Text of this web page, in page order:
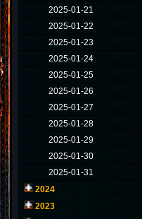
2025-01-21
2025-01-22
2025-01-23
2025-01-24
2025-01-25
2025-01-26
2025-01-27
2025-01-28
2025-01-29
2025-01-30
2025-01-31
2024
2023